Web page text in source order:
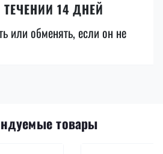
14 ДНЕЙ
или обменять, если он не
товары